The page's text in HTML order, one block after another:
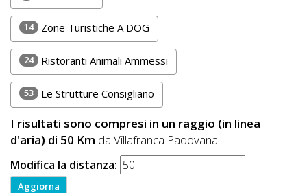
Registrati
14 Zone Turistiche A DOG
24 Ristoranti Animali Ammessi
53 Le Strutture Consigliano
I risultati sono compresi in un raggio (in linea
d'aria) di 50 Km da Villafranca Padovana.
Modifica la distanza: